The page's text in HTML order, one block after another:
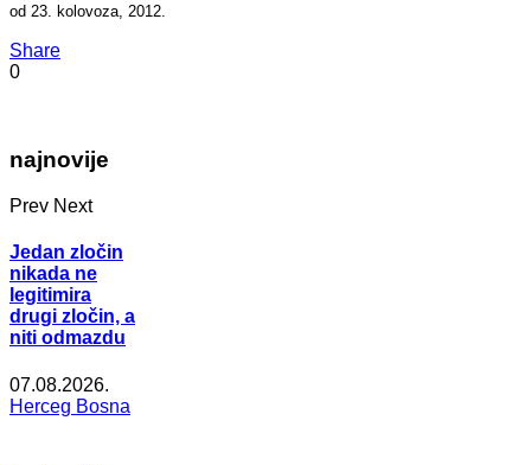
od 23. kolovoza, 2012.
Share
0
najnovije
Prev Next
Jedan zločin
nikada ne
legitimira
drugi zločin, a
niti odmazdu
07.08.2026.
Herceg Bosna